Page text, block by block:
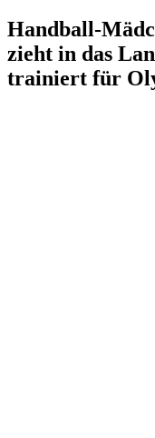
Handball-
zieht in das
trainiert für